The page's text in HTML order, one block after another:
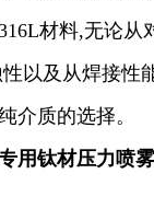
材料,无论从
以及从焊接性
介质的选择。
用钛材压力喷